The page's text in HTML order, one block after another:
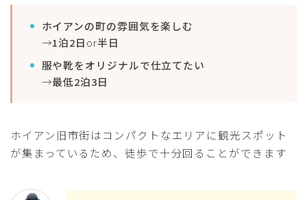
ホイアンの町の雰囲気を楽しむ
→1泊2日or半日
服や靴をオリジナルで仕立てたい
→最低2泊3日
ホイアン旧市街はコンパクトなエリアに観光スポット
が集まっているため、徒歩で十分回ることができます